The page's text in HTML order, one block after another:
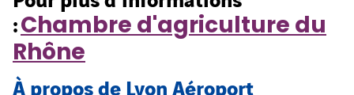
:Chambre d'agriculture du
Rhône
À propos de Lyon Aéroport